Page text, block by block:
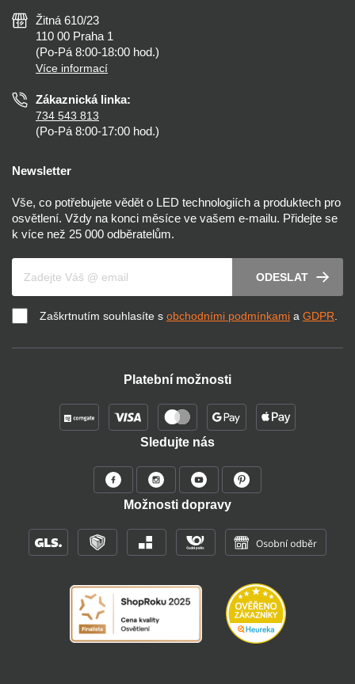
Nejčastější dotazy
Než koupíte
Osvětlení dle místnosti
Zásady ochrany soukromí
Nastavení cookies
Prohlášení o přístupnosti
Žitná 610/23
110 00 Praha 1
(Po-Pá 8:00-18:00 hod.)
Více informací
Zákaznická linka:
734 543 813
(Po-Pá 8:00-17:00 hod.)
Newsletter
Vše, co potřebujete vědět o LED technologiích a produktech pro
osvětlení. Vždy na konci měsíce ve vašem e-mailu. Přidejte se
k více než 25 000 odběratelům.
ODESLAT
Zaškrtnutím souhlasíte s obchodními podmínkami a GDPR.
Platební možnosti
Sledujte nás
Možnosti dopravy